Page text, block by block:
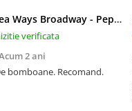
Aroma Narghilea Ways Broadway - Pepene Rosu, Bomboane, Menta, 200g
verificata
2 ani
bomboane. Recomand.